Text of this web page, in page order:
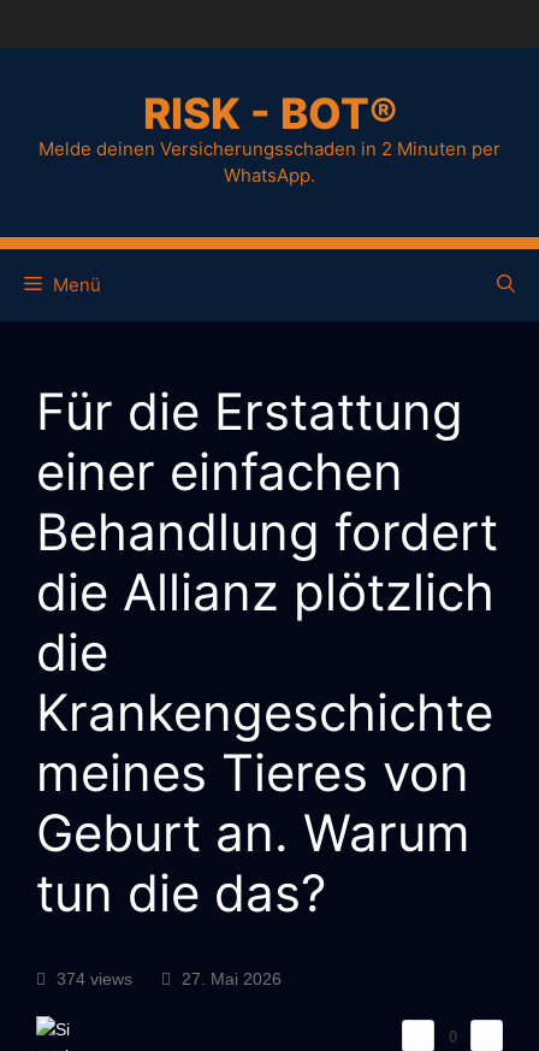
RISK - BOT®
Melde deinen Versicherungsschaden in 2 Minuten per
WhatsApp.
Menü
Für die Erstattung
einer einfachen
Behandlung fordert
die Allianz plötzlich
die
Krankengeschichte
meines Tieres von
Geburt an. Warum
tun die das?
374 views 27. Mai 2026
0